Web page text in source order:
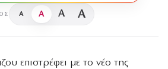
A A A A
επιστρέφει με το νέο της